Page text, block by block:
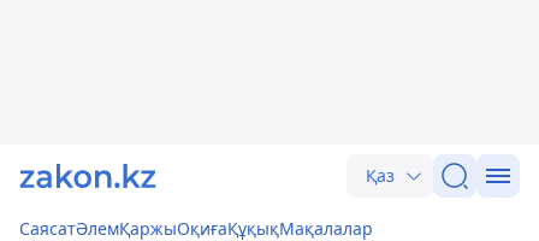
Қаз
СаясатӘлемҚаржыОқиғаҚұқықМақалалар